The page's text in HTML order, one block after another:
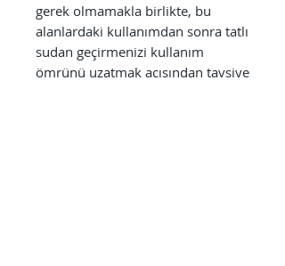
gerek olmamakla birlikte, bu
alanlardaki kullanımdan sonra tatlı
sudan geçirmenizi kullanım
ömrünü uzatmak açısından tavsiye